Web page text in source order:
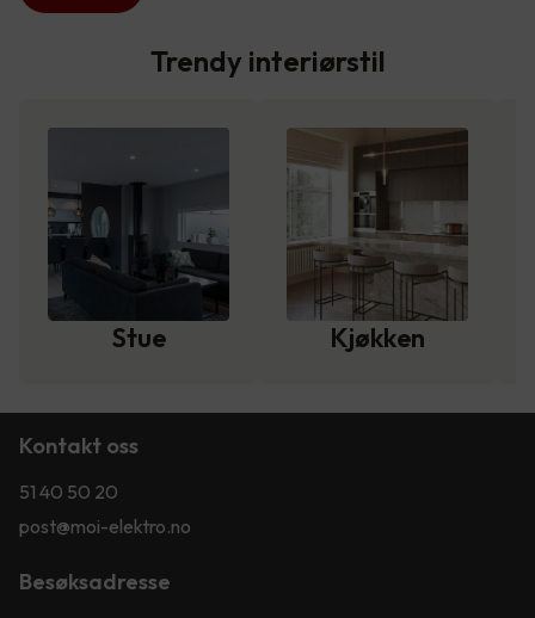
Trendy interiørstil
Stue Kjøkken
Kontakt oss
51 40 50 20
post@moi-elektro.no
Besøksadresse